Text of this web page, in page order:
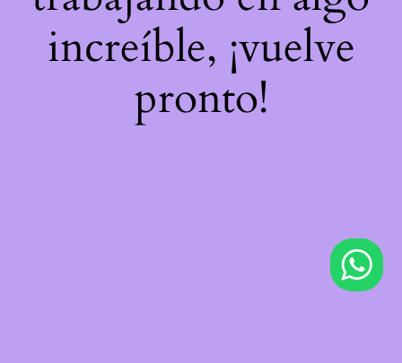
increíble, ¡vuelve
pronto!